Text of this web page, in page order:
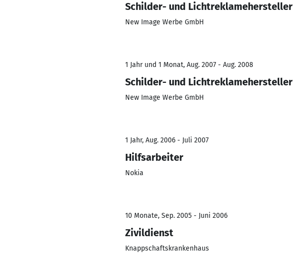
Schilder- und Lichtreklamehersteller
New Image Werbe GmbH
1 Jahr und 1 Monat, Aug. 2007 - Aug. 2008
Schilder- und Lichtreklamehersteller
New Image Werbe GmbH
1 Jahr, Aug. 2006 - Juli 2007
Hilfsarbeiter
Nokia
10 Monate, Sep. 2005 - Juni 2006
Zivildienst
Knappschaftskrankenhaus